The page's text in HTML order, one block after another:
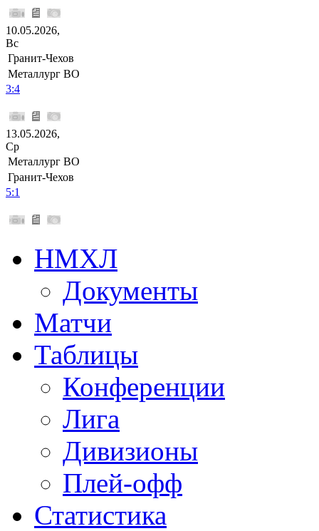
10.05.2026,
Вс
Гранит-Чехов
Металлург ВО
3:4
13.05.2026,
Ср
Металлург ВО
Гранит-Чехов
5:1
НМХЛ
Документы
Матчи
Таблицы
Конференции
Лига
Дивизионы
Плей-офф
Статистика